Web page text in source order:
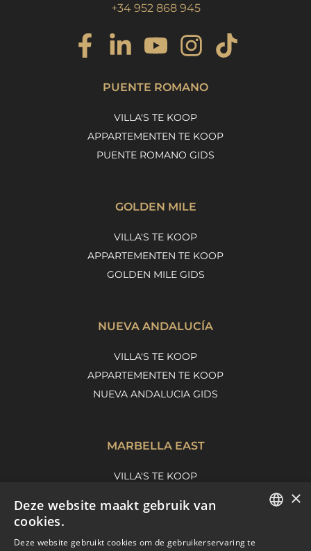
+34 952 868 945
PUENTE ROMANO
VILLA'S TE KOOP
APPARTEMENTEN TE KOOP
PUENTE ROMANO GIDS
GOLDEN MILE
VILLA'S TE KOOP
APPARTEMENTEN TE KOOP
GOLDEN MILE GIDS
NUEVA ANDALUCÍA
VILLA'S TE KOOP
APPARTEMENTEN TE KOOP
NUEVA ANDALUCIA GIDS
MARBELLA EAST
VILLA'S TE KOOP
MARBELLA EAST GUIDE
×
Deze website maakt gebruik van
cookies.
Deze website gebruikt cookies om de gebruikerservaring te